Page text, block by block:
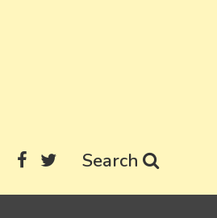
Search